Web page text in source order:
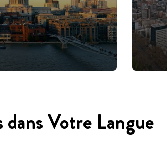
dans Votre Langue